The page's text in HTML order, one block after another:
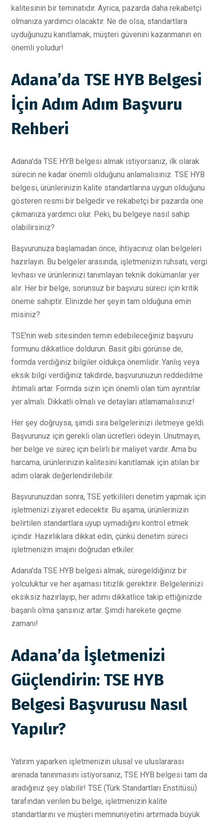
kalitesinin bir teminatıdır. Ayrıca, pazarda daha rekabetçi
olmanıza yardımcı olacaktır. Ne de olsa, standartlara
uyduğunuzu kanıtlamak, müşteri güvenini kazanmanın en
önemli yoludur!
Adana’da TSE HYB Belgesi
İçin Adım Adım Başvuru
Rehberi
Adana'da TSE HYB belgesi almak istiyorsanız, ilk olarak
sürecin ne kadar önemli olduğunu anlamalısınız. TSE HYB
belgesi, ürünlerinizin kalite standartlarına uygun olduğunu
gösteren resmi bir belgedir ve rekabetçi bir pazarda öne
çıkmanıza yardımcı olur. Peki, bu belgeye nasıl sahip
olabilirsiniz?
Başvurunuza başlamadan önce, ihtiyacınız olan belgeleri
hazırlayın. Bu belgeler arasında, işletmenizin ruhsatı, vergi
levhası ve ürünlerinizi tanımlayan teknik dokümanlar yer
alır. Her bir belge, sorunsuz bir başvuru süreci için kritik
öneme sahiptir. Elinizde her şeyin tam olduğuna emin
misiniz?
TSE'nin web sitesinden temin edebileceğiniz başvuru
formunu dikkatlice doldurun. Basit gibi görünse de,
formda verdiğiniz bilgiler oldukça önemlidir. Yanlış veya
eksik bilgi verdiğiniz takdirde, başvurunuzun reddedilme
ihtimali artar. Formda sizin için önemli olan tüm ayrıntılar
yer almalı. Dikkatli olmalı ve detayları atlamamalısınız!
Her şey doğruysa, şimdi sıra belgelerinizi iletmeye geldi.
Başvurunuz için gerekli olan ücretleri ödeyin. Unutmayın,
her belge ve süreç için belirli bir maliyet vardır. Ama bu
harcama, ürünlerinizin kalitesini kanıtlamak için atılan bir
adım olarak değerlendirilebilir.
Başvurunuzdan sonra, TSE yetkilileri denetim yapmak için
işletmenizi ziyaret edecektir. Bu aşama, ürünlerinizin
belirtilen standartlara uyup uymadığını kontrol etmek
içindir. Hazırlıklara dikkat edin, çünkü denetim süreci
işletmenizin imajını doğrudan etkiler.
Adana'da TSE HYB belgesi almak, süregeldiğiniz bir
yolculuktur ve her aşaması titizlik gerektirir. Belgelerinizi
eksiksiz hazırlayıp, her adımı dikkatlice takip ettiğinizde
başarılı olma şansınız artar. Şimdi harekete geçme
zamanı!
Adana’da İşletmenizi
Güçlendirin: TSE HYB
Belgesi Başvurusu Nasıl
Yapılır?
Yatırım yaparken işletmenizin ulusal ve uluslararası
arenada tanınmasını istiyorsanız, TSE HYB belgesi tam da
aradığınız şey olabilir! TSE (Türk Standartları Enstitüsü)
tarafından verilen bu belge, işletmenizin kalite
standartlarını ve müşteri memnuniyetini artırmada büyük